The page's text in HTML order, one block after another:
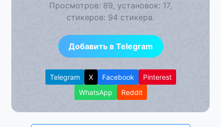
Просмотров: 89, установок: 17,
стикеров: 94 стикера.
Добавить в Telegram
Telegram X Facebook
Pinterest
WhatsApp
Reddit